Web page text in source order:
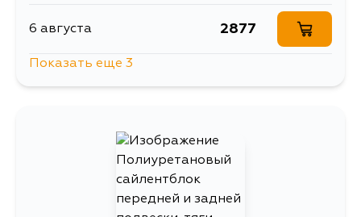
6 августа 2877
Показать еще 3